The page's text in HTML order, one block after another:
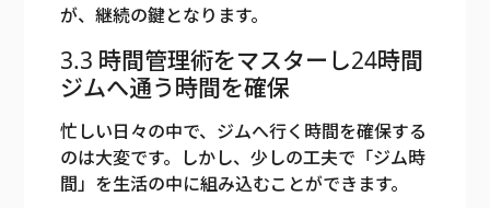
が、継続の鍵となります。
3.3 時間管理術をマスターし24時間
ジムへ通う時間を確保
忙しい日々の中で、ジムへ行く時間を確保する
のは大変です。しかし、少しの工夫で「ジム時
間」を生活の中に組み込むことができます。